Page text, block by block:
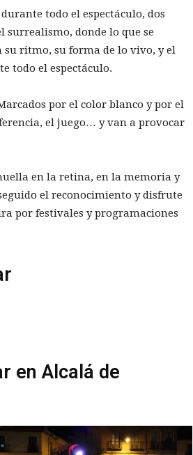
todo el espectáculo, dos
surrealismo, donde lo que se
su ritmo, su forma de lo vivo, y el
todo el espectáculo.
por el color blanco y por el
el juego… y van a provocar
en la retina, en la memoria y
el reconocimiento y disfrute
por festivales y programaciones
en Alcalá de